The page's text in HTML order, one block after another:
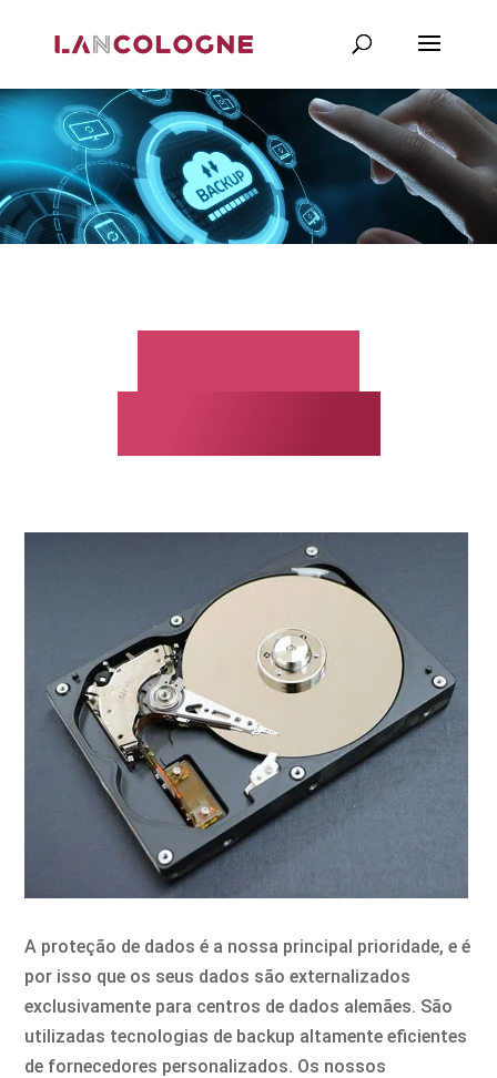
A proteção de dados é a nossa principal prioridade, e é
por isso que os seus dados são externalizados
exclusivamente para centros de dados alemães. São
utilizadas tecnologias de backup altamente eficientes
de fornecedores personalizados. Os nossos